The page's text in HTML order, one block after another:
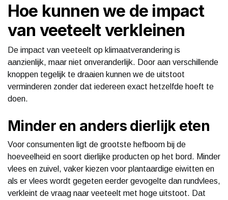
Hoe kunnen we de impact
van veeteelt verkleinen
De impact van veeteelt op klimaatverandering is
aanzienlijk, maar niet onveranderlijk. Door aan verschillende
knoppen tegelijk te draaien kunnen we de uitstoot
verminderen zonder dat iedereen exact hetzelfde hoeft te
doen.
Minder en anders dierlijk eten
Voor consumenten ligt de grootste hefboom bij de
hoeveelheid en soort dierlijke producten op het bord. Minder
vlees en zuivel, vaker kiezen voor plantaardige eiwitten en
als er vlees wordt gegeten eerder gevogelte dan rundvlees,
verkleint de vraag naar veeteelt met hoge uitstoot. Dat